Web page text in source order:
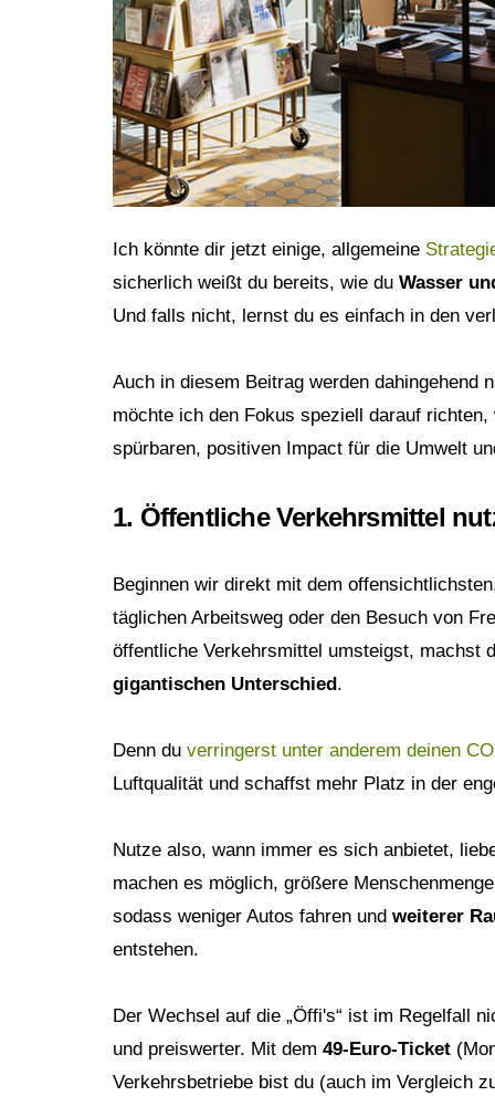
Ich könnte dir jetzt einige, allgemeine
sicherlich weißt du bereits, wie du Wasser
Und falls nicht, lernst du es einfach in den
Auch in diesem Beitrag werden dahingehend
möchte ich den Fokus speziell darauf richten,
spürbaren, positiven Impact für die Umwelt
1. Öffentliche Verkehrsmittel
Beginnen wir direkt mit dem
täglichen Arbeitsweg oder den Besuch von
öffentliche Verkehrsmittel umsteigst, machst
gigantischen Unterschied.
Denn du verringerst unter anderem deinen
Luftqualität und schaffst mehr Platz in der
Nutze also, wann immer es sich anbietet,
machen es möglich, größere
sodass weniger Autos fahren und weiterer
entstehen.
Der Wechsel auf die „Öffi's“ ist im Regelfall
und preiswerter. Mit dem 49-Euro-Ticket
Verkehrsbetriebe bist du (auch im Vergleich